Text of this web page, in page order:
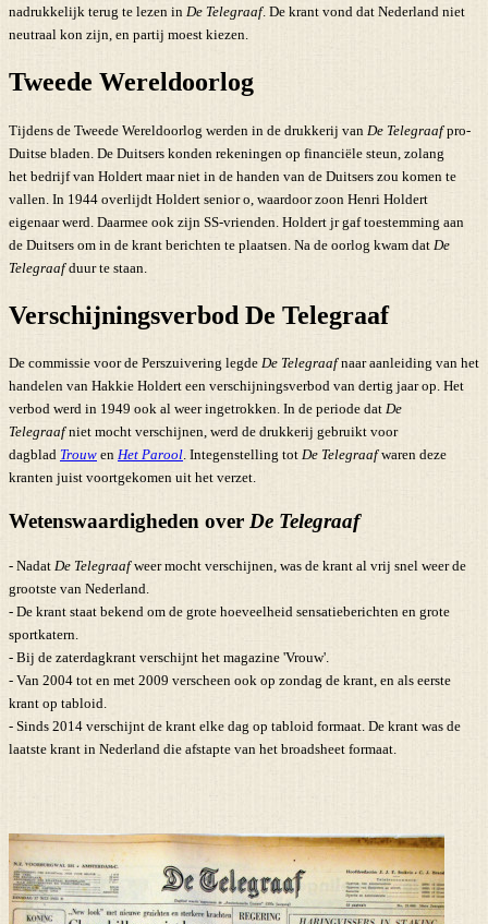
nadrukkelijk terug te lezen in De Telegraaf. De krant vond dat Nederland niet
neutraal kon zijn, en partij moest kiezen.
Tweede Wereldoorlog
Tijdens de Tweede Wereldoorlog werden in de drukkerij van De Telegraafpro-
Duitse bladen. De Duitsers konden rekeningen op financiële steun, zolang
het bedrijf van Holdert maar niet in de handen van de Duitsers zou komen te
vallen. In 1944 overlijdt Holdert senior o, waardoor zoon Henri Holdert
eigenaar werd. Daarmee ook zijn SS-vrienden. Holdert jr gaf toestemming aan
de Duitsers om in de krant berichten te plaatsen. Na de oorlog kwam dat De
Telegraafduur te staan.
Verschijningsverbod De Telegraaf
De commissie voor de Perszuivering legde De Telegraafnaar aanleiding van het
handelen van Hakkie Holdert een verschijningsverbod van dertig jaar op. Het
verbod werd in 1949 ook al weer ingetrokken. In de periode dat De
Telegraafniet mocht verschijnen, werd de drukkerij gebruikt voor
dagblad Trouw en Het Parool. Integenstelling tot De Telegraafwaren deze
kranten juist voortgekomen uit het verzet.
Wetenswaardigheden over De Telegraaf
- Nadat De Telegraafweer mocht verschijnen, was de krant al vrij snel weer de
grootste van Nederland.
- De krant staat bekend om de grote hoeveelheid sensatieberichten en grote
sportkatern.
- Bij de zaterdagkrant verschijnt het magazine 'Vrouw'.
- Van 2004 tot en met 2009 verscheen ook op zondag de krant, en als eerste
krant op tabloid.
- Sinds 2014 verschijnt de krant elke dag op tabloid formaat. De krant was de
laatste krant in Nederland die afstapte van het broadsheet formaat.